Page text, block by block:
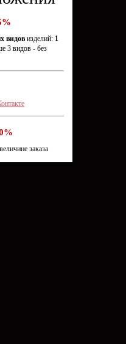
видов изделий: 1
3 видов - без
заказа